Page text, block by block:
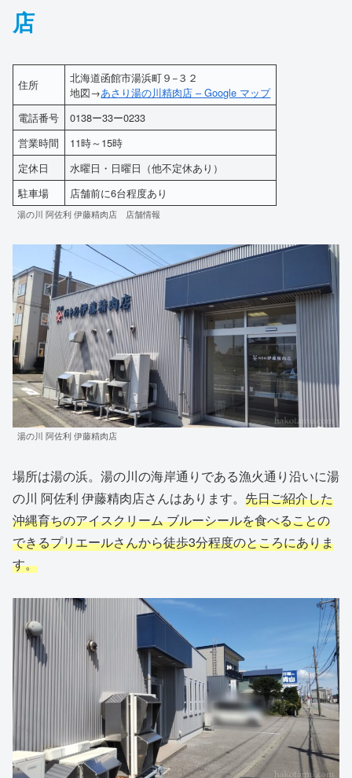
店
住所
北海道函館市湯浜町９−３２
地図→あさり湯の川精肉店 – Google マップ
電話番号
0138ー33ー0233
営業時間
11時～15時
定休日
水曜日・日曜日（他不定休あり）
駐車場
店舗前に6台程度あり
湯の川 阿佐利 伊藤精肉店 店舗情報
湯の川 阿佐利 伊藤精肉店
場所は湯の浜。湯の川の海岸通りである漁火通り沿いに湯
の川 阿佐利 伊藤精肉店さんはあります。 先日ご紹介した
沖縄育ちのアイスクリーム ブルーシールを食べることの
できるプリエールさんから徒歩3分程度のところにありま
す。